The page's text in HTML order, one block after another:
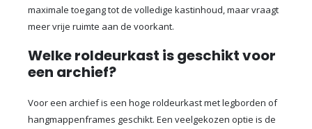
maximale toegang tot de volledige kastinhoud, maar vraagt
meer vrije ruimte aan de voorkant.
Welke roldeurkast is geschikt voor
een archief?
Voor een archief is een hoge roldeurkast met legborden of
hangmappenframes geschikt. Een veelgekozen optie is de